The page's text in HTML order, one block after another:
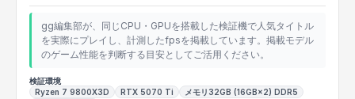
gg編集部が、同じCPU・GPUを搭載した検証機で人気タイトル
を実際にプレイし、計測したfpsを掲載しています。掲載モデル
のゲーム性能を判断する目安としてご活用ください。
検証環境
Ryzen 7 9800X3D
RTX 5070 Ti
メモリ32GB (16GB×2) DDR5